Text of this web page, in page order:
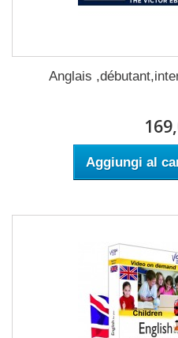
Anglais
Aggiungi al